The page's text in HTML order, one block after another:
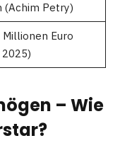
(Achim Petry)
Euro
– Wie